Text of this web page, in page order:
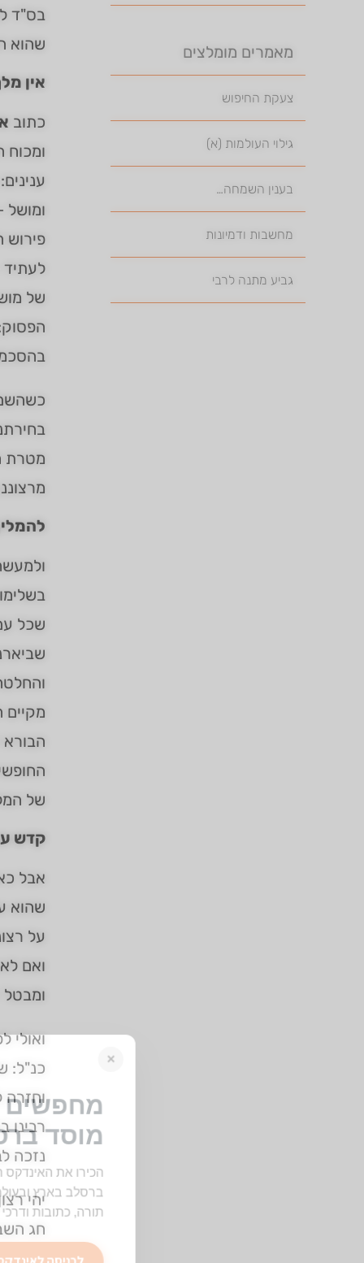
מאמרים מומלצים
צעקת החיפוש
גילוי העולמות (א)
בענין השמחה…
מחשבות ודמיונות
גביע מתנה לרבי
בס"ד
שהוא
אין
כתוב
ומכוח
פירוש
לעתיד
של
כשהשם
מטרת
שכל
של
קדש
אבל
שהוא
על
ואם
ואולי
כנ"ל:
וחזרה
רבינו
נזכה
יהי
חג
×
מחפשים
מוסד
הכירו את
ברסלב בארץ
תורה, כתובות